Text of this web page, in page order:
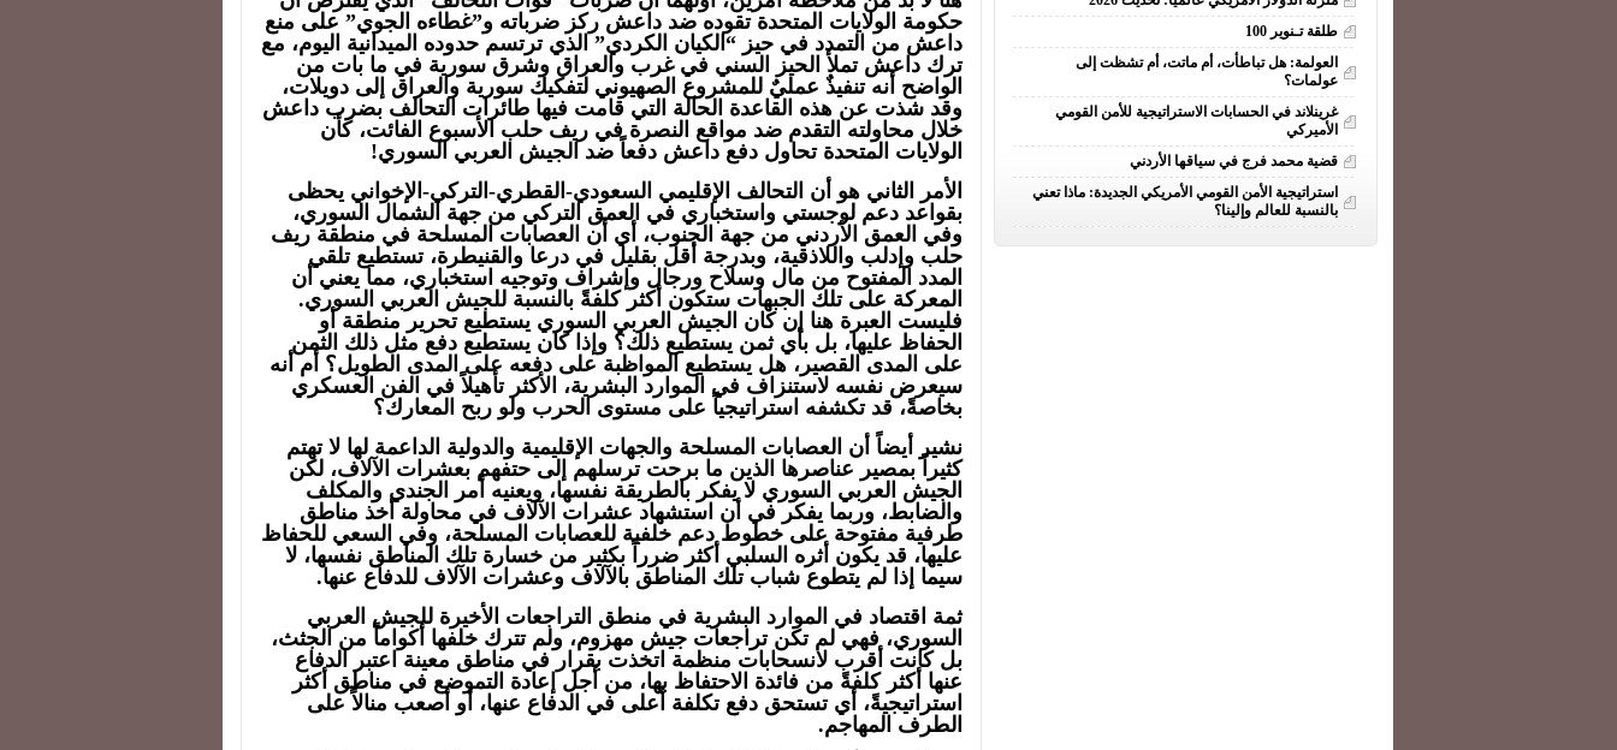
حكومة الولايات المتحدة تقوده ضد داعش ركز ضرباته و”غطاءه الجوي” على منع
داعش من التمدد في حيز “الكيان الكردي” الذي ترتسم حدوده الميدانية اليوم، مع
ترك داعش تملأ الحيز السني في غرب والعراق وشرق سورية في ما بات من
الواضح أنه تنفيذٌ عمليٌ للمشروع الصهيوني لتفكيك سورية والعراق إلى دويلات،
وقد شذت عن هذه القاعدة الحالة التي قامت فيها طائرات التحالف بضرب داعش
خلال محاولته التقدم ضد مواقع النصرة في ريف حلب الأسبوع الفائت، كأن
الولايات المتحدة تحاول دفع داعش دفعاً ضد الجيش العربي السوري!
الأمر الثاني هو أن التحالف الإقليمي السعودي-القطري-التركي-الإخواني يحظى
بقواعد دعم لوجستي واستخباري في العمق التركي من جهة الشمال السوري،
وفي العمق الأردني من جهة الجنوب، أي أن العصابات المسلحة في منطقة ريف
حلب وإدلب واللاذقية، وبدرجة أقل بقليل في درعا والقنيطرة، تستطيع تلقي
المدد المفتوح من مال وسلاح ورجال وإشراف وتوجيه استخباري، مما يعني أن
المعركة على تلك الجبهات ستكون أكثر كلفةً بالنسبة للجيش العربي السوري.
فليست العبرة هنا إن كان الجيش العربي السوري يستطيع تحرير منطقة أو
الحفاظ عليها، بل بأي ثمن يستطيع ذلك؟ وإذا كان يستطيع دفع مثل ذلك الثمن
على المدى القصير، هل يستطيع المواظبة على دفعه على المدى الطويل؟ أم أنه
سيعرض نفسه لاستنزاف في الموارد البشرية، الأكثر تأهيلاً في الفن العسكري
بخاصةً، قد تكشفه استراتيجياً على مستوى الحرب ولو ربح المعارك؟
نشير أيضاً أن العصابات المسلحة والجهات الإقليمية والدولية الداعمة لها لا تهتم
كثيراً بمصير عناصرها الذين ما برحت ترسلهم إلى حتفهم بعشرات الآلاف، لكن
الجيش العربي السوري لا يفكر بالطريقة نفسها، ويعنيه أمر الجندي والمكلف
والضابط، وربما يفكر في أن استشهاد عشرات الآلاف في محاولة أخذ مناطق
طرفية مفتوحة على خطوط دعم خلفية للعصابات المسلحة، وفي السعي للحفاظ
عليها، قد يكون أثره السلبي أكثر ضرراً بكثير من خسارة تلك المناطق نفسها، لا
سيما إذا لم يتطوع شباب تلك المناطق بالآلاف وعشرات الآلاف للدفاع عنها.
ثمة اقتصاد في الموارد البشرية في منطق التراجعات الأخيرة للجيش العربي
السوري، فهي لم تكن تراجعات جيش مهزوم، ولم تترك خلفها أكواماً من الجثث،
بل كانت أقرب لانسحابات منظمة اتخذت بقرار في مناطق معينة اعتبر الدفاع
عنها أكثر كلفةً من فائدة الاحتفاظ بها، من أجل إعادة التموضع في مناطق أكثر
استراتيجيةً، أي تستحق دفع تكلفة أعلى في الدفاع عنها، أو أصعب منالاً على
الطرف المهاجم.
طلقة تـنوير 100
العولمة: هل تباطأت، أم ماتت، أم تشظت إلى
عولمات؟
غرينلاند في الحسابات الاستراتيجية للأمن القومي
الأميركي
قضية محمد فرج في سياقها الأردني
استراتيجية الأمن القومي الأمريكي الجديدة: ماذا تعني
بالنسبة للعالم وإلينا؟